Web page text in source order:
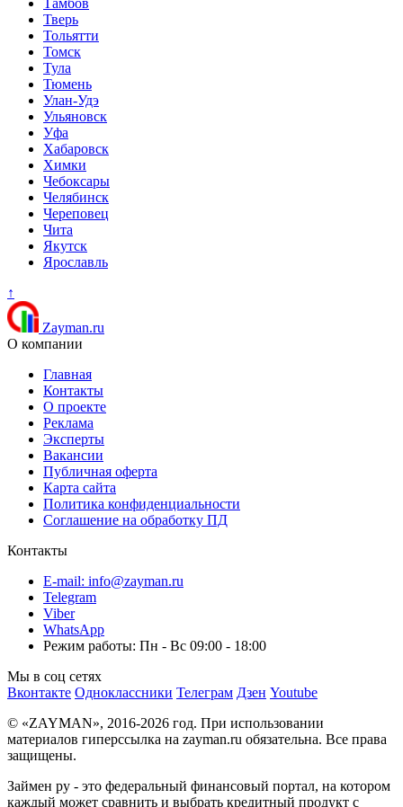
Тамбов
Тверь
Тольятти
Томск
Тула
Тюмень
Улан-Удэ
Ульяновск
Уфа
Хабаровск
Химки
Чебоксары
Челябинск
Череповец
Чита
Якутск
Ярославль
↑
Zayman.ru
О компании
Главная
Контакты
О проекте
Реклама
Эксперты
Вакансии
Публичная оферта
Карта сайта
Политика конфиденциальности
Соглашение на обработку ПД
Контакты
E-mail: info@zayman.ru
Telegram
Viber
WhatsApp
Режим работы: Пн - Вс 09:00 - 18:00
Мы в соц сетях
Вконтакте Одноклассники Телеграм Дзен Youtube
© «ZAYMAN», 2016-2026 год. При использовании
материалов гиперссылка на zayman.ru обязательна. Все права
защищены.
Займен ру - это федеральный финансовый портал, на котором
каждый может сравнить и выбрать кредитный продукт с